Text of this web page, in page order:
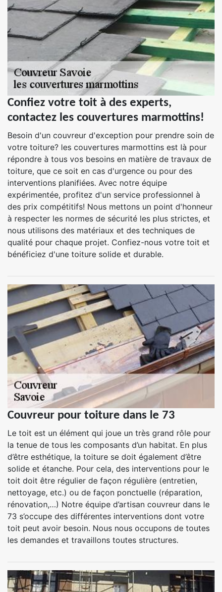
Confiez votre toit à des experts,
contactez les couvertures marmottins!
Besoin d'un couvreur d'exception pour prendre soin de
votre toiture? les couvertures marmottins est là pour
répondre à tous vos besoins en matière de travaux de
toiture, que ce soit en cas d'urgence ou pour des
interventions planifiées. Avec notre équipe
expérimentée, profitez d'un service professionnel à
des prix compétitifs! Nous mettons un point d'honneur
à respecter les normes de sécurité les plus strictes, et
nous utilisons des matériaux et des techniques de
qualité pour chaque projet. Confiez-nous votre toit et
bénéficiez d'une toiture solide et durable.
Couvreur pour toiture dans le 73
Le toit est un élément qui joue un très grand rôle pour
la tenue de tous les composants d’un habitat. En plus
d’être esthétique, la toiture se doit également d’être
solide et étanche. Pour cela, des interventions pour le
toit doit être régulier de façon régulière (entretien,
nettoyage, etc.) ou de façon ponctuelle (réparation,
rénovation,…) Notre équipe d’artisan couvreur dans le
73 s’occupe des différentes interventions dont votre
toit peut avoir besoin. Nous nous occupons de toutes
les demandes et travaillons toutes structures.